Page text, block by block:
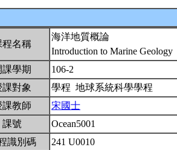
程名稱
海洋地質概論
Introduction to Marine Geology
課學期
106-2
課對象
學程 地球系統科學學程
課教師
宋國士
課號
Ocean5001
識別碼
241 U0010